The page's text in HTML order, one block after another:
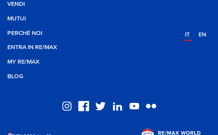
VENDI
MUTUI
PERCHÉ NOI
ENTRA IN RE/MAX
MY RE/MAX
BLOG
IT EN